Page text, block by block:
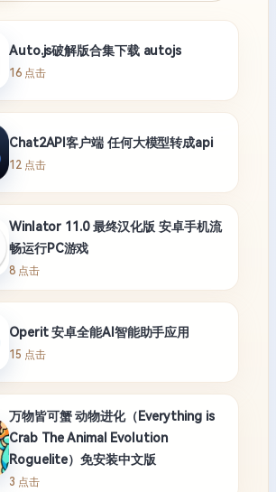
Auto.js破解版合集下载 autojs
16 点击
Chat2API客户端 任何大模型转成api
12 点击
Winlator 11.0 最终汉化版 安卓手机流
畅运行PC游戏
8 点击
Operit 安卓全能AI智能助手应用
15 点击
万物皆可蟹 动物进化（Everything is
Crab The Animal Evolution
Roguelite）免安装中文版
3 点击